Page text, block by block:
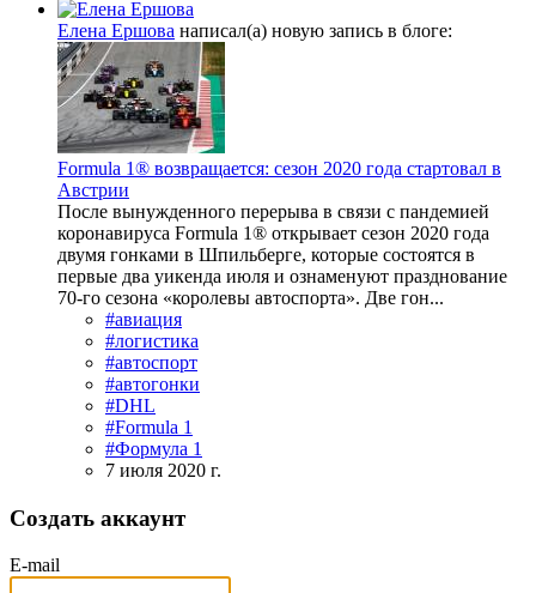
Елена Ершова написал(а) новую запись в блоге:
Formula 1® возвращается: сезон 2020 года стартовал в
Австрии
После вынужденного перерыва в связи с пандемией
коронавируса Formula 1® открывает сезон 2020 года
двумя гонками в Шпильберге, которые состоятся в
первые два уикенда июля и ознаменуют празднование
70-го сезона «королевы автоспорта». Две гон...
#авиация
#логистика
#автоспорт
#автогонки
#DHL
#Formula 1
#Формула 1
7 июля 2020 г.
Создать аккаунт
E-mail